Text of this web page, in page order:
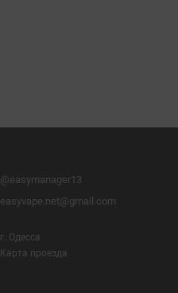
@easymanager13
easyvape.net@gmail.com
г. Одесса
Карта проезда